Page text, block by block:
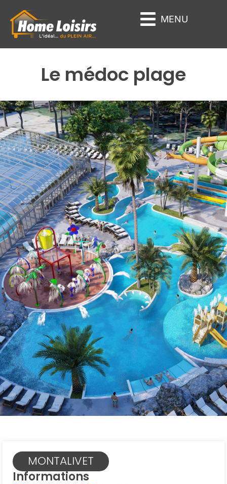
MENU
Le médoc plage
MONTALIVET
Informations